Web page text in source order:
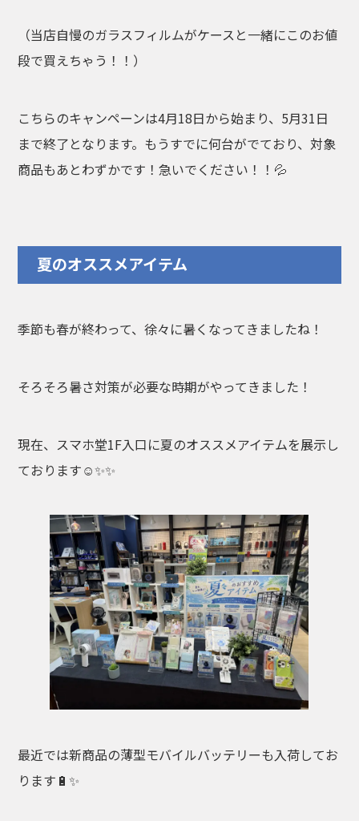
（当店自慢のガラスフィルムがケースと一緒にこのお値
段で買えちゃう！！）
こちらのキャンペーンは4月18日から始まり、5月31日
まで終了となります。もうすでに何台がでており、対象
商品もあとわずかです！急いでください！！💦
夏のオススメアイテム
季節も春が終わって、徐々に暑くなってきましたね！
そろそろ暑さ対策が必要な時期がやってきました！
現在、スマホ堂1F入口に夏のオススメアイテムを展示し
ております☺️✨✨
最近では新商品の薄型モバイルバッテリーも入荷してお
ります🔋✨